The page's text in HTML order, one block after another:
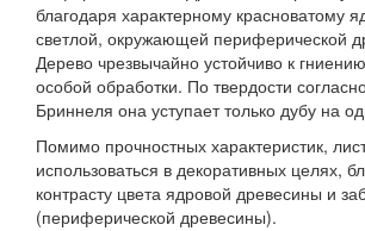
благодаря характерному красноватому
светлой, окружающей периферической
Дерево чрезвычайно устойчиво к
особой обработки. По твердости
Бриннеля она уступает только дубу на
Помимо прочностных характеристик,
использоваться в декоративных целях,
контрасту цвета ядровой древесины и
(периферической древесины).